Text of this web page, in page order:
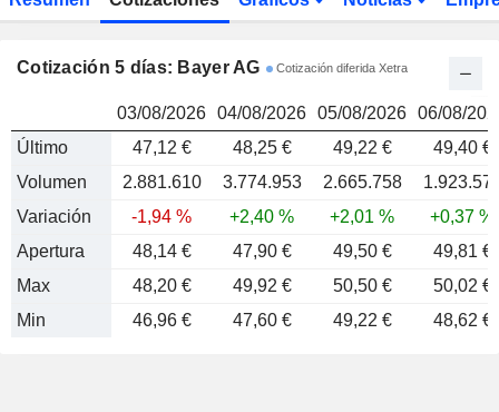
Cotización 5 días: Bayer AG Cotización diferida Xetra
03/08/2026 04/08/2026 05/08/2026 06/08/
Último
47,12 € 48,25 € 49,22 €
49,40 €
Volumen
2.881.610 3.774.953 2.665.758
Variación
-1,94 % +2,40 % +2,01 %
+0,37 %
Apertura
48,14 € 47,90 € 49,50 €
49,81 €
Max
48,20 € 49,92 € 50,50 €
50,02 €
Min
46,96 € 47,60 € 49,22 € 48,62 €